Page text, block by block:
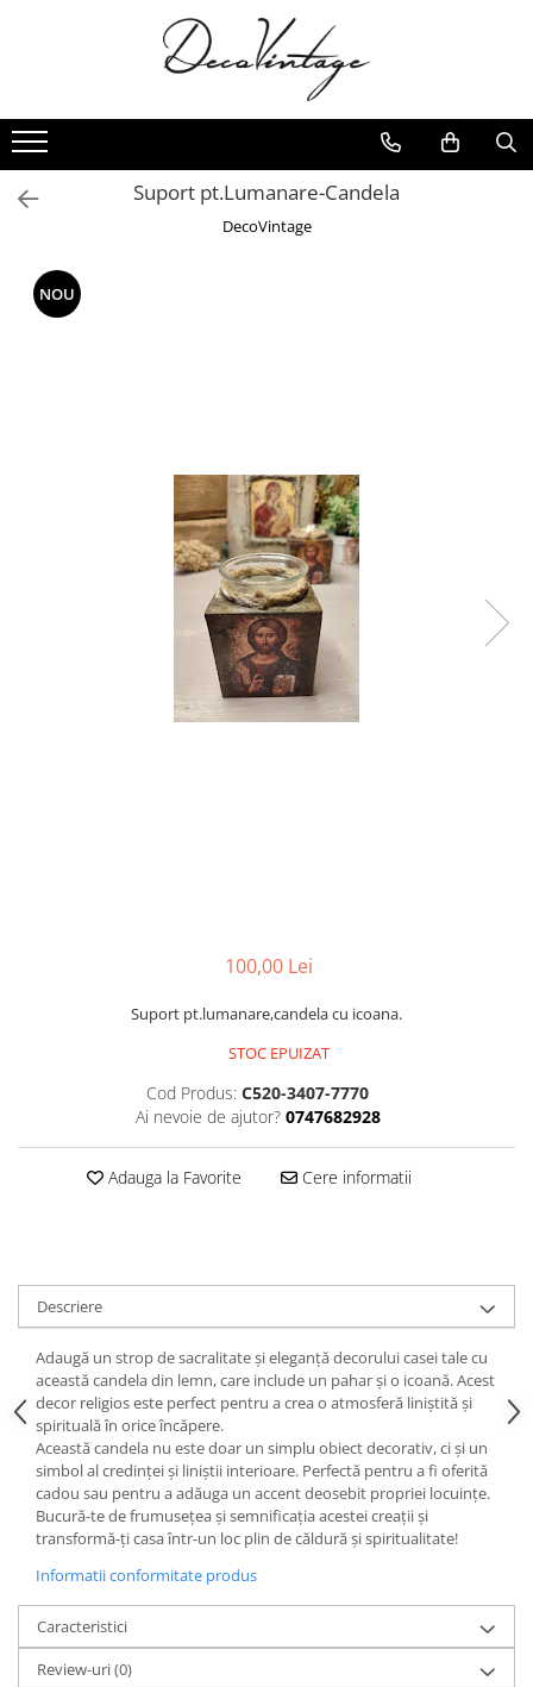
Suport pt.Lumanare-Candela
DecoVintage
NOU
100,00 Lei
Suport pt.lumanare,candela cu icoana.
STOC EPUIZAT
Cod Produs: C520-3407-7770
Ai nevoie de ajutor? 0747682928
Adauga la Favorite Cere informatii
Descriere
Adaugă un strop de sacralitate și eleganță decorului casei tale cu
această candela din lemn, care include un pahar și o icoană. Acest
decor religios este perfect pentru a crea o atmosferă liniștită și
spirituală în orice încăpere.
Această candela nu este doar un simplu obiect decorativ, ci și un
simbol al credinței și liniștii interioare. Perfectă pentru a fi oferită
cadou sau pentru a adăuga un accent deosebit propriei locuințe.
Bucură-te de frumusețea și semnificația acestei creații și
transformă-ți casa într-un loc plin de căldură și spiritualitate!
Informatii conformitate produs
Caracteristici
Review-uri(0)